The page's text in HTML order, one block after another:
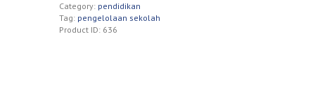
Category: pendidikan
Tag: pengelolaan sekolah
Product ID: 636